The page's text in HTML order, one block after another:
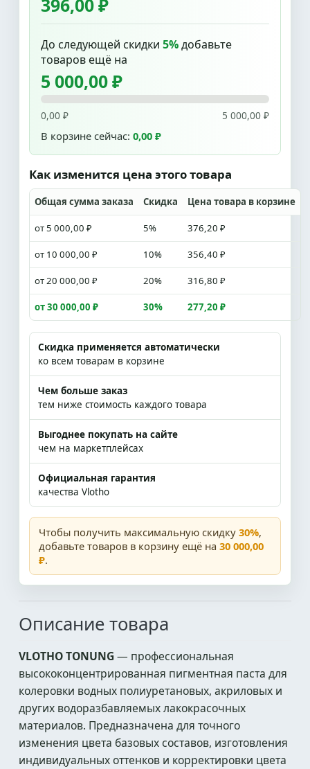
396,00 ₽
До следующей скидки 5%добавьте
товаров ещё на
5 000,00 ₽
0,00 ₽ 5 000,00 ₽
В корзине сейчас: 0,00 ₽
Как изменится цена этого товара
Общая сумма заказа Скидка Цена товара в корзине
от 5 000,00 ₽ 5% 376,20 ₽
от 10 000,00 ₽ 10% 356,40 ₽
от 20 000,00 ₽ 20% 316,80 ₽
от 30 000,00 ₽ 30% 277,20 ₽
Скидка применяется автоматически
ко всем товарам в корзине
Чем больше заказ
тем ниже стоимость каждого товара
Выгоднее покупать на сайте
чем на маркетплейсах
Официальная гарантия
качества Vlotho
Чтобы получить максимальную скидку 30%,
добавьте товаров в корзину ещё на 30 000,00
₽.
Описание товара
VLOTHO TONUNG — профессиональная
высококонцентрированная пигментная паста для
колеровки водных полиуретановых, акриловых и
других водоразбавляемых лакокрасочных
материалов. Предназначена для точного
изменения цвета базовых составов, изготовления
индивидуальных оттенков и корректировки цвета